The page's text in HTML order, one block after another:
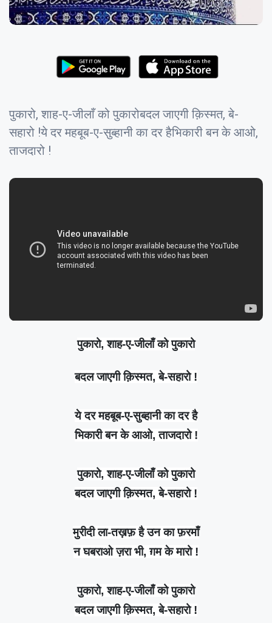
पुकारो, शाह-ए-जीलाँ को पुकारोबदल जाएगी क़िस्मत, बे-
सहारो !ये दर महबूब-ए-सुब्हानी का दर हैभिकारी बन के आओ,
ताजदारो !
पुकारो, शाह-ए-जीलाँ को पुकारो
बदल जाएगी क़िस्मत, बे-सहारो !
ये दर महबूब-ए-सुब्हानी का दर है
भिकारी बन के आओ, ताजदारो !
पुकारो, शाह-ए-जीलाँ को पुकारो
बदल जाएगी क़िस्मत, बे-सहारो !
मुरीदी ला-तख़फ़ है उन का फ़रमाँ
न घबराओ ज़रा भी, ग़म के मारो !
पुकारो, शाह-ए-जीलाँ को पुकारो
बदल जाएगी क़िस्मत, बे-सहारो !